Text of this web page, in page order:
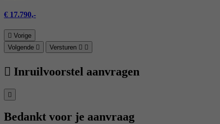
€ 17.790,-
Vorige
Volgende
Versturen
Inruilvoorstel aanvragen
Bedankt voor je aanvraag